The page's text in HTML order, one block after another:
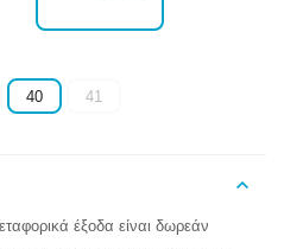
40 41
έξοδα είναι δωρεάν